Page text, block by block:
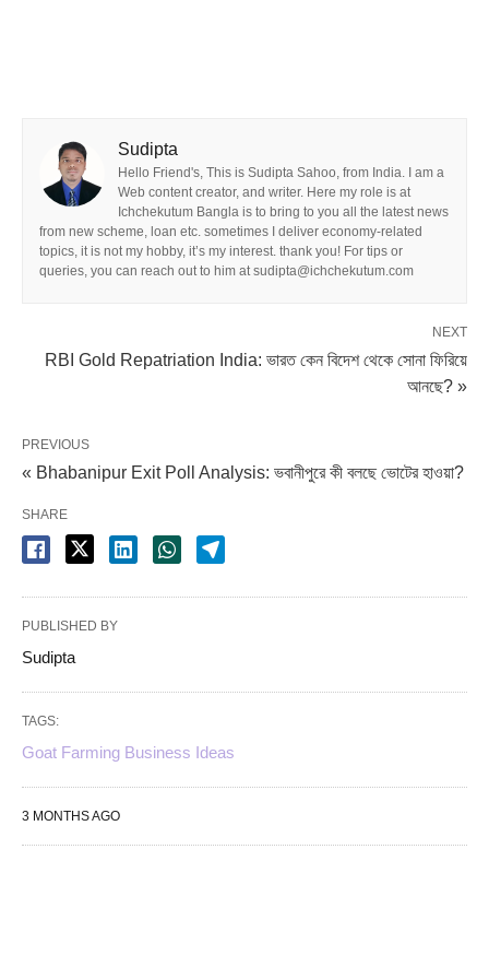
Sudipta
Hello Friend's, This is Sudipta Sahoo, from India. I am a
Web content creator, and writer. Here my role is at
Ichchekutum Bangla is to bring to you all the latest news
from new scheme, loan etc. sometimes I deliver economy-related
topics, it is not my hobby, it’s my interest. thank you! For tips or
queries, you can reach out to him at sudipta@ichchekutum.com
NEXT
RBI Gold Repatriation India: ভারত কেন বিদেশ থেকে সোনা ফিরিয়ে
আনছে? »
PREVIOUS
« Bhabanipur Exit Poll Analysis: ভবানীপুরে কী বলছে ভোটের হাওয়া?
SHARE
PUBLISHED BY
Sudipta
TAGS:
Goat Farming Business Ideas
3 MONTHS AGO